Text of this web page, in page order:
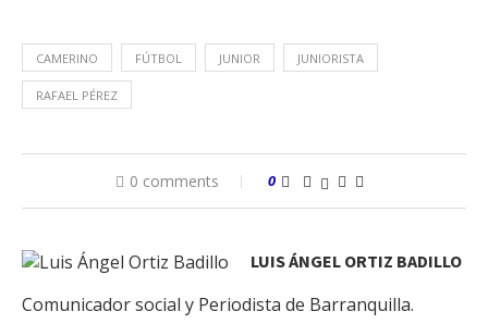
CAMERINO FÚTBOL JUNIOR JUNIORISTA
RAFAEL PÉREZ
0 comments 0
LUIS ÁNGEL ORTIZ BADILLO
Comunicador social y Periodista de Barranquilla.